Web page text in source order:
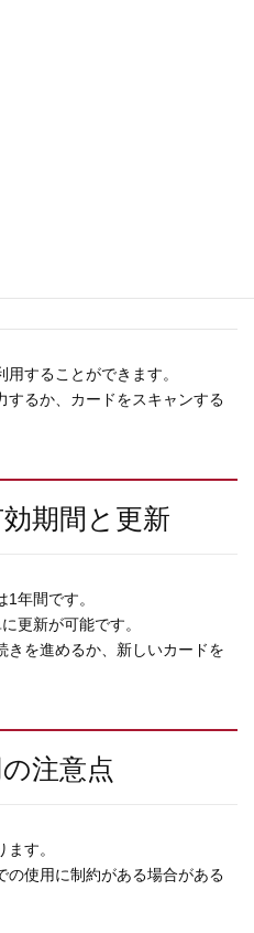
することができます。
するか、カードをスキャンする
期間と更新
年間です。
更新が可能です。
きを進めるか、新しいカードを
注意点
す。
の使用に制約がある場合がある